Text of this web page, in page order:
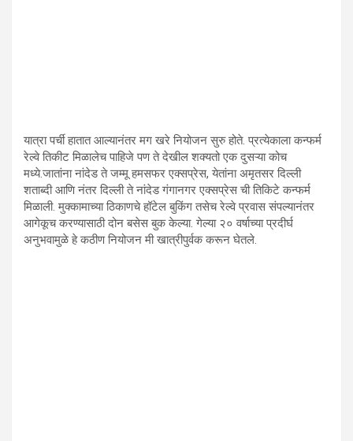
यात्रा पर्ची हातात आल्यानंतर मग खरे नियोजन सुरु होते. प्रत्येकाला कन्फर्म
रेल्वे तिकीट मिळालेच पाहिजे पण ते देखील शक्यतो एक दुसऱ्या कोच
मध्ये.जातांना नांदेड ते जम्मू हमसफर एक्सप्रेस, येतांना अमृतसर दिल्ली
शताब्दी आणि नंतर दिल्ली ते नांदेड गंगानगर एक्सप्रेस ची तिकिटे कन्फर्म
मिळाली. मुक्कामाच्या ठिकाणचे हॉटेल बुकिंग तसेच रेल्वे प्रवास संपल्यानंतर
आगेकूच करण्यासाठी दोन बसेस बुक केल्या. गेल्या २० वर्षाच्या प्रदीर्घ
अनुभवामुळे हे कठीण नियोजन मी खात्रीपुर्वक करून घेतले.